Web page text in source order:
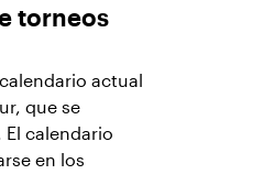
torneos
actual
que se
calendario
en los